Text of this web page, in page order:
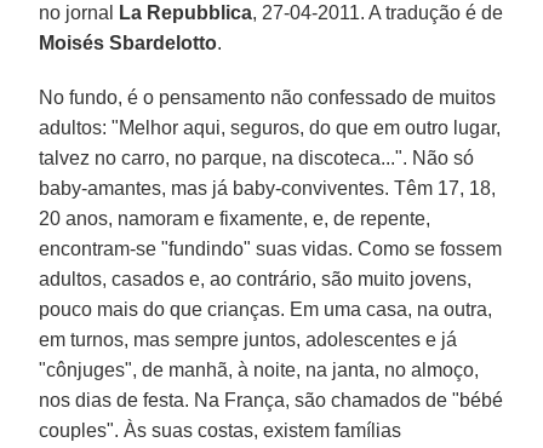
no jornal
La Repubblica, 27-04-2011. A tradução é de
Moisés Sbardelotto.
No fundo, é o pensamento não confessado de muitos
adultos: "Melhor aqui, seguros, do que em outro lugar,
talvez no carro, no parque, na discoteca...". Não só
baby-amantes, mas já baby-conviventes. Têm 17, 18,
20 anos, namoram e fixamente, e, de repente,
encontram-se "fundindo" suas vidas. Como se fossem
adultos, casados e, ao contrário, são muito jovens,
pouco mais do que crianças. Em uma casa, na outra,
em turnos, mas sempre juntos, adolescentes e já
"cônjuges", de manhã, à noite, na janta, no almoço,
nos dias de festa. Na França, são chamados de "bébé
couples". Às suas costas, existem famílias